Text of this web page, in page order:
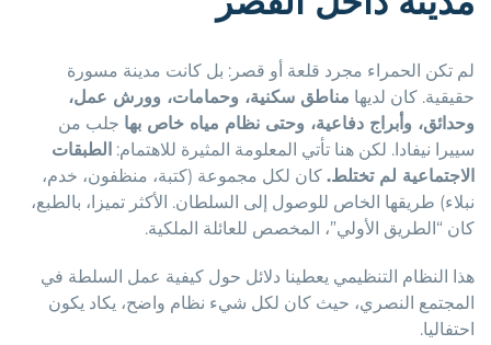
لم تكن الحمراء مجرد قلعة أو قصر: بل كانت مدينة مسورة
حقيقية. كان لديها مناطق سكنية، وحمامات، وورش عمل،
وحدائق، وأبراج دفاعية، وحتى نظام مياه خاص بهاجلب من
سييرا نيفادا. لكن هنا تأتي المعلومة المثيرة للاهتمام: الطبقات
الاجتماعية لم تختلط.كان لكل مجموعة (كتبة، منظفون، خدم،
نبلاء) طريقها الخاص للوصول إلى السلطان. الأكثر تميزا، بالطبع،
كان “الطريق الأولي”، المخصص للعائلة الملكية.
هذا النظام التنظيمي يعطينا دلائل حول كيفية عمل السلطة في
المجتمع النصري، حيث كان لكل شيء نظام واضح، يكاد يكون
احتفاليا.